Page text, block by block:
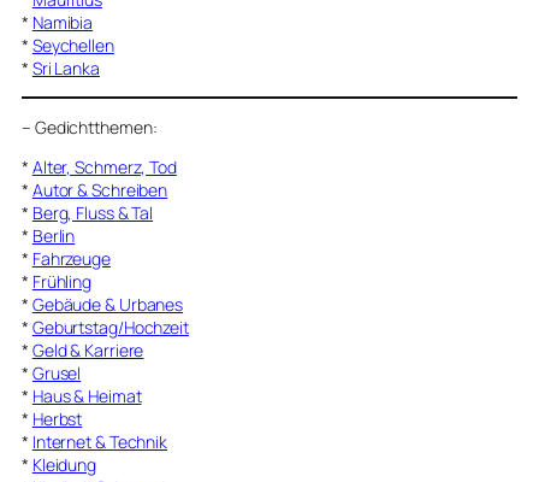
* Namibia
* Seychellen
* Sri Lanka
– Gedichtthemen:
* Alter, Schmerz, Tod
* Autor & Schreiben
* Berg, Fluss & Tal
* Berlin
* Fahrzeuge
* Frühling
* Gebäude & Urbanes
* Geburtstag/Hochzeit
* Geld & Karriere
* Grusel
* Haus & Heimat
* Herbst
* Internet & Technik
* Kleidung